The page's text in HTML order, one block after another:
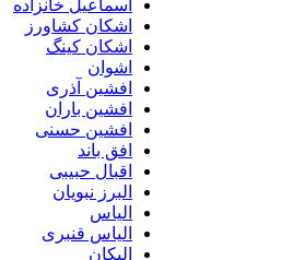
اسماعیل خانزاده
اشکان کشاورز
اشکان کینگ
اشوان
افشین آذری
افشین باران
افشین حسنی
افق باند
اقبال حبیبی
البرز نبویان
الیاس
الیاس قنبرى
الیکان